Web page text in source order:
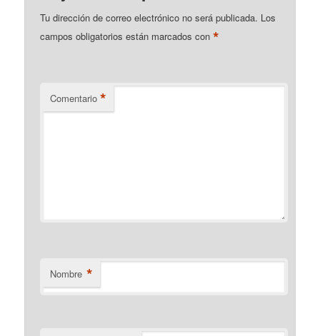
Tu dirección de correo electrónico no será publicada. Los
campos obligatorios están marcados con*
Comentario *
Nombre *